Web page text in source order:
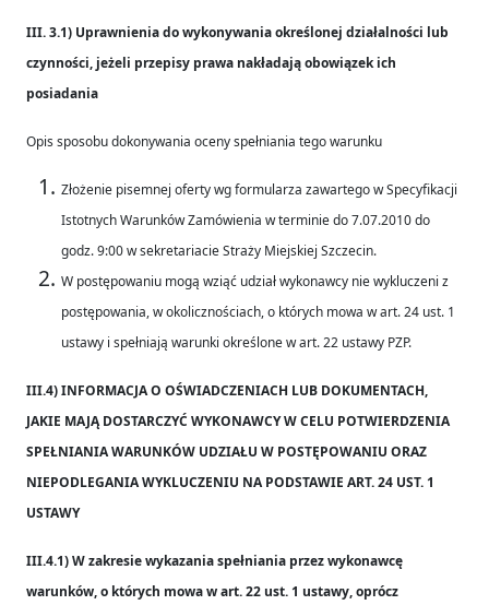
III. 3.1) Uprawnienia do wykonywania określonej działalności lub
czynności, jeżeli przepisy prawa nakładają obowiązek ich
posiadania
Opis sposobu dokonywania oceny spełniania tego warunku
Złożenie pisemnej oferty wg formularza zawartego w Specyfikacji
Istotnych Warunków Zamówienia w terminie do 7.07.2010 do
godz. 9:00 w sekretariacie Straży Miejskiej Szczecin.
W postępowaniu mogą wziąć udział wykonawcy nie wykluczeni z
postępowania, w okolicznościach, o których mowa w art. 24 ust. 1
ustawy i spełniają warunki określone w art. 22 ustawy PZP.
III.4) INFORMACJA O OŚWIADCZENIACH LUB DOKUMENTACH,
JAKIE MAJĄ DOSTARCZYĆ WYKONAWCY W CELU POTWIERDZENIA
SPEŁNIANIA WARUNKÓW UDZIAŁU W POSTĘPOWANIU ORAZ
NIEPODLEGANIA WYKLUCZENIU NA PODSTAWIE ART. 24 UST. 1
USTAWY
III.4.1) W zakresie wykazania spełniania przez wykonawcę
warunków, o których mowa w art. 22 ust. 1 ustawy, oprócz